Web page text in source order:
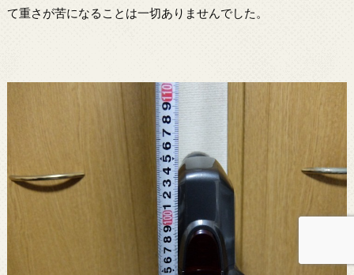
て重さが苦になることは一切ありませんでした。